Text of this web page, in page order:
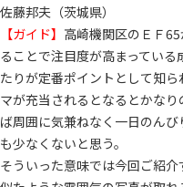
佐藤邦夫（茨城県）
【ガイド】 高崎機関区のＥＦ
ることで注目度が高まってい
たりが定番ポイントとして知
マが充当されるとなるとかな
ば周囲に気兼ねなく一日のん
も少なくないと思う。
そういった意味では今回ご紹